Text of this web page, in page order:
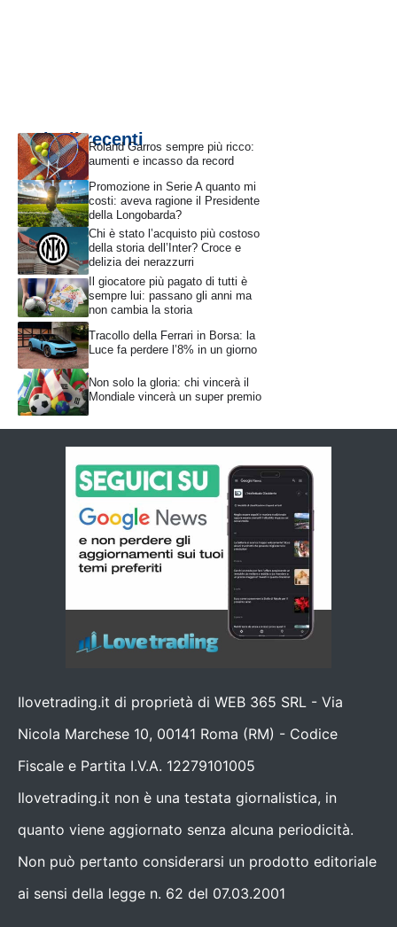
Articoli recentiRoland Garros sempre più ricco:
aumenti e incasso da record
Promozione in Serie A quanto mi
costi: aveva ragione il Presidente
della Longobarda?
Chi è stato l’acquisto più costoso
della storia dell’Inter? Croce e
delizia dei nerazzurri
Il giocatore più pagato di tutti è
sempre lui: passano gli anni ma
non cambia la storia
Tracollo della Ferrari in Borsa: la
Luce fa perdere l’8% in un giorno
Non solo la gloria: chi vincerà il
Mondiale vincerà un super premio
Ilovetrading.it di proprietà di WEB 365 SRL - Via
Nicola Marchese 10, 00141 Roma (RM) - Codice
Fiscale e Partita I.V.A. 12279101005
Ilovetrading.it non è una testata giornalistica, in
quanto viene aggiornato senza alcuna periodicità.
Non può pertanto considerarsi un prodotto editoriale
ai sensi della legge n. 62 del 07.03.2001